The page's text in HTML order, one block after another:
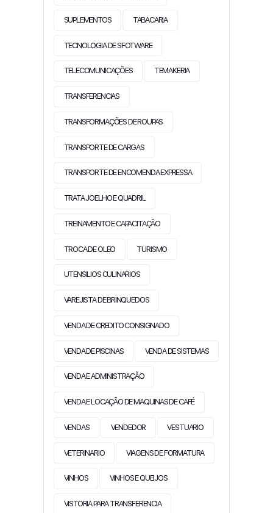
SUPLEMENTOS TABACARIA
TECNOLOGIA DE SFOTWARE
TELECOMUNICAÇÕES TEMAKERIA
TRANSFERENCIAS
TRANSFORMAÇÕES DE ROUPAS
TRANSPORTE DE CARGAS
TRANSPORTE DE ENCOMENDA EXPRESSA
TRATA JOELHO E QUADRIL
TREINAMENTO E CAPACITAÇÃO
TROCA DE OLEO TURISMO
UTENSILIOS CULINARIOS
VAREJISTA DE BRINQUEDOS
VENDA DE CREDITO CONSIGNADO
VENDA DE PISCINAS VENDA DE SISTEMAS
VENDA E ADMINISTRAÇÃO
VENDA E LOCAÇÃO DE MAQUINAS DE CAFÉ
VENDAS VENDEDOR VESTUARIO
VETERINARIO VIAGENS DE FORMATURA
VINHOS VINHOS E QUEIJOS
VISTORIA PARA TRANSFERENCIA